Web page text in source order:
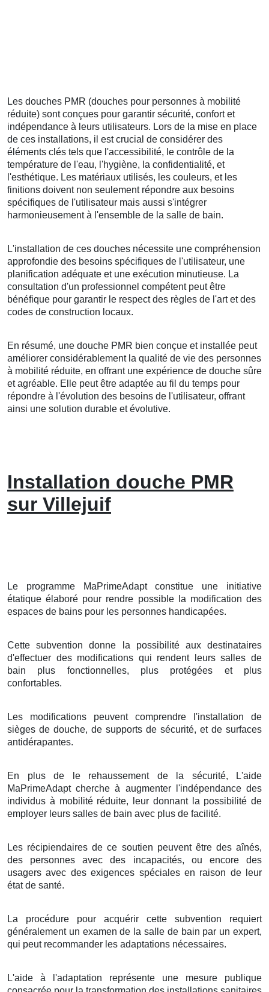
Les douches PMR (douches pour personnes à mobilité
réduite) sont conçues pour garantir sécurité, confort et
indépendance à leurs utilisateurs. Lors de la mise en place
de ces installations, il est crucial de considérer des
éléments clés tels que l'accessibilité, le contrôle de la
température de l'eau, l'hygiène, la confidentialité, et
l'esthétique. Les matériaux utilisés, les couleurs, et les
finitions doivent non seulement répondre aux besoins
spécifiques de l'utilisateur mais aussi s'intégrer
harmonieusement à l'ensemble de la salle de bain.
L'installation de ces douches nécessite une compréhension
approfondie des besoins spécifiques de l'utilisateur, une
planification adéquate et une exécution minutieuse. La
consultation d'un professionnel compétent peut être
bénéfique pour garantir le respect des règles de l'art et des
codes de construction locaux.
En résumé, une douche PMR bien conçue et installée peut
améliorer considérablement la qualité de vie des personnes
à mobilité réduite, en offrant une expérience de douche sûre
et agréable. Elle peut être adaptée au fil du temps pour
répondre à l'évolution des besoins de l'utilisateur, offrant
ainsi une solution durable et évolutive.
Installation douche PMR
sur Villejuif
Le programme MaPrimeAdapt constitue une initiative
étatique élaboré pour rendre possible la modification des
espaces de bains pour les personnes handicapées.
Cette subvention donne la possibilité aux destinataires
d'effectuer des modifications qui rendent leurs salles de
bain plus fonctionnelles, plus protégées et plus
confortables.
Les modifications peuvent comprendre l'installation de
sièges de douche, de supports de sécurité, et de surfaces
antidérapantes.
En plus de le rehaussement de la sécurité, L'aide
MaPrimeAdapt cherche à augmenter l'indépendance des
individus à mobilité réduite, leur donnant la possibilité de
employer leurs salles de bain avec plus de facilité.
Les récipiendaires de ce soutien peuvent être des aînés,
des personnes avec des incapacités, ou encore des
usagers avec des exigences spéciales en raison de leur
état de santé.
La procédure pour acquérir cette subvention requiert
généralement un examen de la salle de bain par un expert,
qui peut recommander les adaptations nécessaires.
L'aide à l'adaptation représente une mesure publique